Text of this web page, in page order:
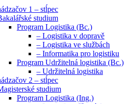
1 – stĺpec
studium
Program Logistika (Bc.)
– Logistika v dopravě
– Logistika ve službách
– Informatika pro logistiku
Program Udržitelná logistika (Bc.)
– Udržitelná logistika
2 – stĺpec
studium
Program Logistika (Ing.)